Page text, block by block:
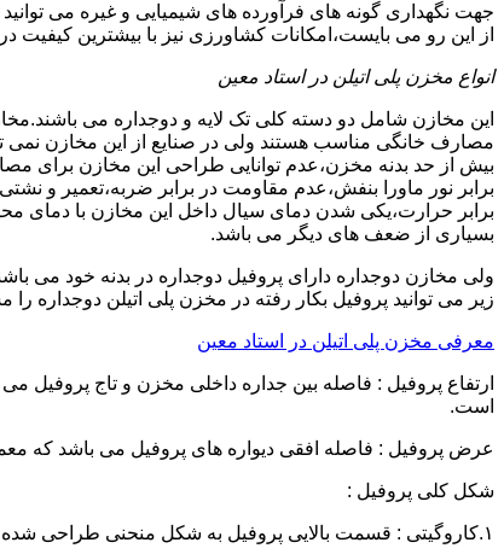
جهت نگهداری گونه های فرآورده های شیمیایی و غیره می
از این رو می بایست،امکانات کشاورزی نیز با بیشترین کیفیت
انواع مخزن پلی اتیلن در استاد معین
این مخازن شامل دو دسته کلی تک لایه و دوجداره می
مصارف خانگی مناسب هستند ولی در صنایع از این مخازن نمی
برابر نور ماورا بنفش،عدم مقاومت در برابر ضربه،تعمیر و
برابر حرارت،یکی شدن دمای سیال داخل این مخازن با
بسیاری از ضعف های دیگر می باشد.
زیر می توانید پروفیل بکار رفته در مخزن پلی اتیلن دوجداره را
معرفی مخزن پلی اتیلن در استاد معین
است.
عرض پروفیل : فاصله افقی دیواره های پروفیل می باشد که معمولا اندازه آن از ۳
شکل کلی پروفیل :
۱.کاروگیتی : قسمت بالایی پروفیل به شکل منحنی طراحی شده است.